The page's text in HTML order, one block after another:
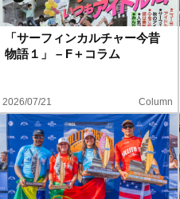
「サーフィンカルチャー今昔
物語１」 – F＋コラム
2026/07/21 Column